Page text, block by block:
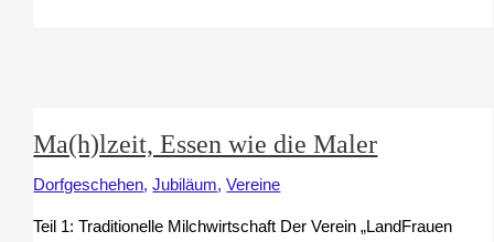
den
Spuren
Maler
Ma(h)lzeit, Essen wie die Maler
Dorfgeschehen,Jubiläum,Vereine
Teil 1: Traditionelle Milchwirtschaft Der Verein „LandFrauen